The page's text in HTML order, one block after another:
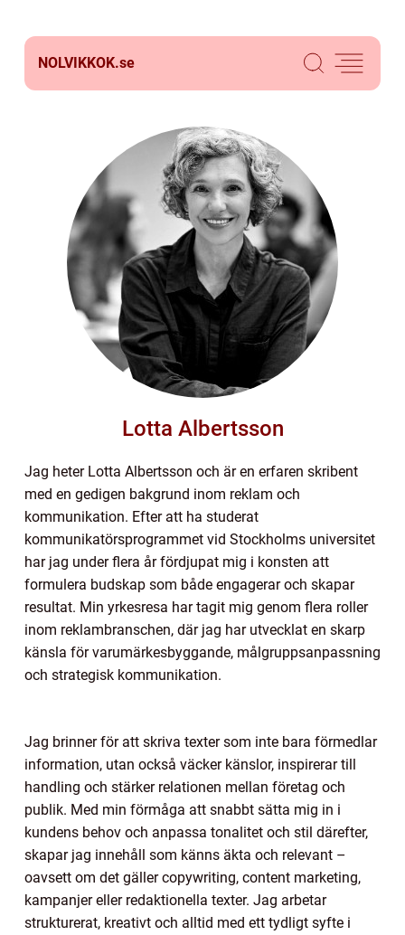
NOLVIKKOK.se
Lotta Albertsson
Jag heter Lotta Albertsson och är en erfaren skribent
med en gedigen bakgrund inom reklam och
kommunikation. Efter att ha studerat
kommunikatörsprogrammet vid Stockholms universitet
har jag under flera år fördjupat mig i konsten att
formulera budskap som både engagerar och skapar
resultat. Min yrkesresa har tagit mig genom flera roller
inom reklambranschen, där jag har utvecklat en skarp
känsla för varumärkesbyggande, målgruppsanpassning
och strategisk kommunikation.
Jag brinner för att skriva texter som inte bara förmedlar
information, utan också väcker känslor, inspirerar till
handling och stärker relationen mellan företag och
publik. Med min förmåga att snabbt sätta mig in i
kundens behov och anpassa tonalitet och stil därefter,
skapar jag innehåll som känns äkta och relevant –
oavsett om det gäller copywriting, content marketing,
kampanjer eller redaktionella texter. Jag arbetar
strukturerat, kreativt och alltid med ett tydligt syfte i